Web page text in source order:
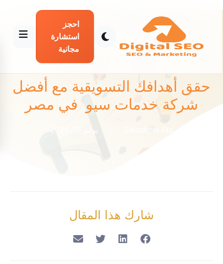
احجز
استشارة
مجانية
حقق أهدافك التسويقية مع أفضل
شركة خدمات سيو في مصر
Salsabeel Ata يوليو 16, 2024
شارك هذا المقال